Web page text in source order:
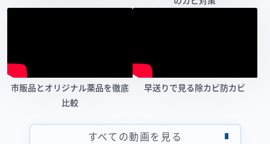
市販品とオリジナル薬品を徹底
比較
早送りで見る除カビ防カビ
すべての動画を見る